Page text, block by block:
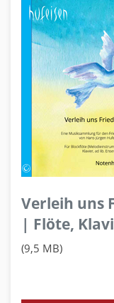
Verleih uns
| Flöte,
(9,5 MB)